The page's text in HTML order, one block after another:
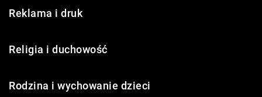
Reklama i druk
Religia i duchowość
Rodzina i wychowanie dzieci